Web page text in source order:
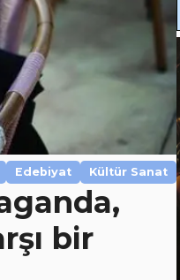
Edebiyat Kültür Sanat
bir